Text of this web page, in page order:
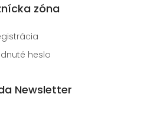
zóna
heslo
Newsletter